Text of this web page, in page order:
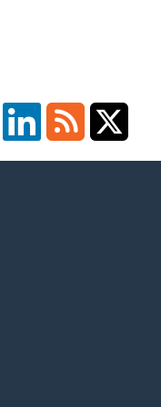
FacebookLinkedInRSS